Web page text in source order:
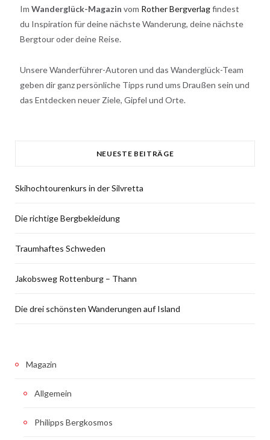
Im Wanderglück-Magazin vom Rother Bergverlagfindest
du Inspiration für deine nächste Wanderung, deine nächste
Bergtour oder deine Reise.
Unsere Wanderführer-Autoren und das Wanderglück-Team
geben dir ganz persönliche Tipps rund ums Draußen sein und
das Entdecken neuer Ziele, Gipfel und Orte.
NEUESTE BEITRÄGE
Skihochtourenkurs in der Silvretta
Die richtige Bergbekleidung
Traumhaftes Schweden
Jakobsweg Rottenburg – Thann
Die drei schönsten Wanderungen auf Island
Magazin
Allgemein
Philipps Bergkosmos